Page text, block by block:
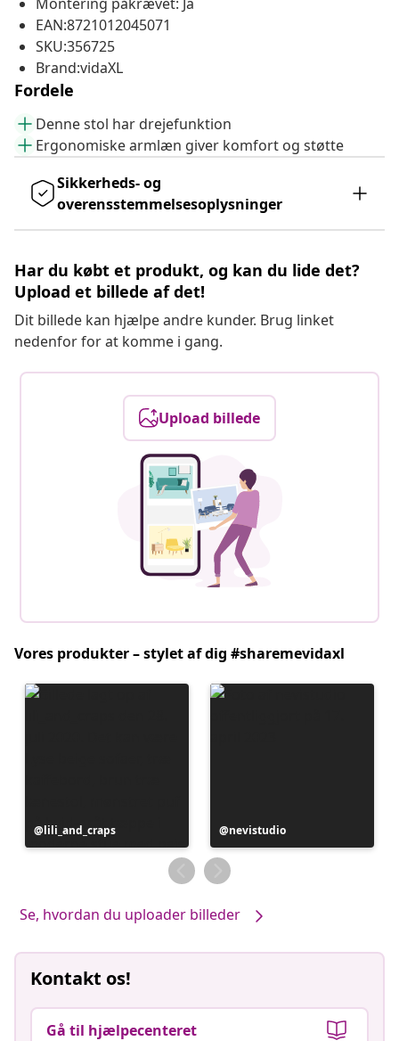
EAN:8721012045071
SKU:356725
Brand:vidaXL
Fordele
Denne stol har drejefunktion
Ergonomiske armlæn giver komfort og støtte
Sikkerheds- og
overensstemmelsesoplysninger
Har du købt et produkt, og kan du lide det?
Upload et billede af det!
Dit billede kan hjælpe andre kunder. Brug linket
nedenfor for at komme i gang.
Upload billede
Vores produkter – stylet af dig #sharemevidaxl
Opslag
offentliggjort
lili_and_craps
Opslag
offentliggjort
af
nevistudio
Se, hvordan du uploader billeder
Kontakt os!
Gå til hjælpecenteret